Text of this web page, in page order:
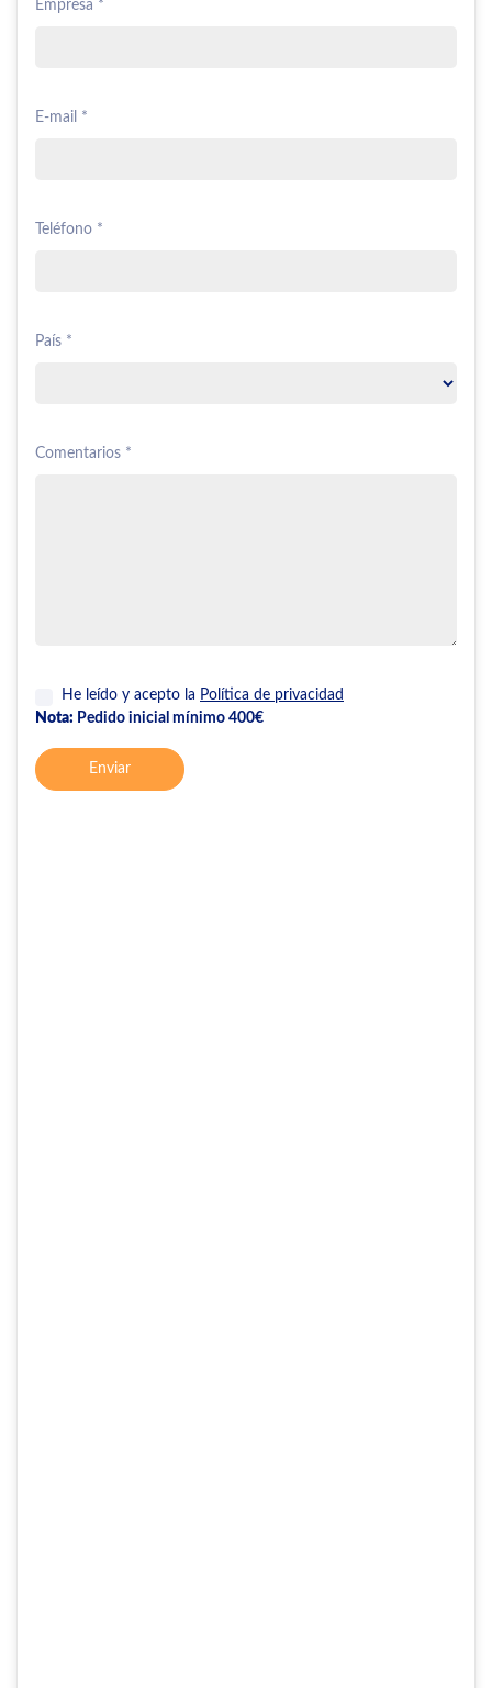
Empresa *
E-mail *
Teléfono *
País *
Comentarios *
He leído y acepto la Política de privacidad
Nota: Pedido inicial mínimo 400€
Enviar